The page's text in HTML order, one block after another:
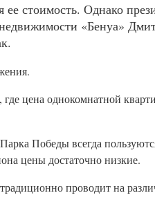
стоимость. Однако
«Бенуа»
цена однокомнатной
Победы всегда
цены достаточно низкие.
проводит на